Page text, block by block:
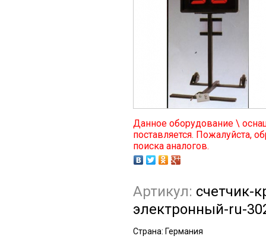
Данное оборудование \
поставляется. Пожалуйста,
поиска аналогов.
Артикул: счетчик-
электронный-ru-
Страна: Германия